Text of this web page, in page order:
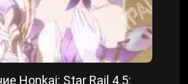
Honkai: Star Rail 4.5: